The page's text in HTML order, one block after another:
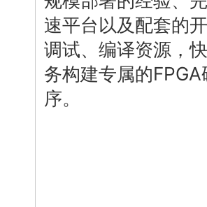
百度百科
超3000万全行业词条，800万用户共吸纳
智能生成PPT
智能大纲汇总，文库资源沉淀
速平台以及配套的开
调试、编译资源，
务构建专属的
序。